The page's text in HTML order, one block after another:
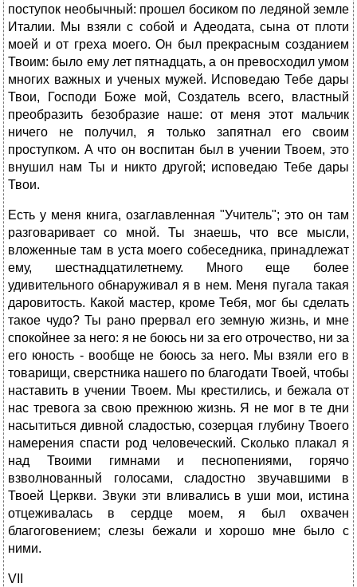
поступок необычный: прошел босиком по ледяной земле
Италии. Мы взяли с собой и Адеодата, сына от плоти
моей и от греха моего. Он был прекрасным созданием
Твоим: было ему лет пятнадцать, а он превосходил умом
многих важных и ученых мужей. Исповедаю Тебе дары
Твои, Господи Боже мой, Создатель всего, властный
преобразить безобразие наше: от меня этот мальчик
ничего не получил, я только запятнал его своим
проступком. А что он воспитан был в учении Твоем, это
внушил нам Ты и никто другой; исповедаю Тебе дары
Твои.
Есть у меня книга, озаглавленная "Учитель"; это он там
разговаривает со мной. Ты знаешь, что все мысли,
вложенные там в уста моего собеседника, принадлежат
ему, шестнадцатилетнему. Много еще более
удивительного обнаруживал я в нем. Меня пугала такая
даровитость. Какой мастер, кроме Тебя, мог бы сделать
такое чудо? Ты рано прервал его земную жизнь, и мне
спокойнее за него: я не боюсь ни за его отрочество, ни за
его юность - вообще не боюсь за него. Мы взяли его в
товарищи, сверстника нашего по благодати Твоей, чтобы
наставить в учении Твоем. Мы крестились, и бежала от
нас тревога за свою прежнюю жизнь. Я не мог в те дни
насытиться дивной сладостью, созерцая глубину Твоего
намерения спасти род человеческий. Сколько плакал я
над Твоими гимнами и песнопениями, горячо
взволнованный голосами, сладостно звучавшими в
Твоей Церкви. Звуки эти вливались в уши мои, истина
отцеживалась в сердце моем, я был охвачен
благоговением; слезы бежали и хорошо мне было с
ними.
VII